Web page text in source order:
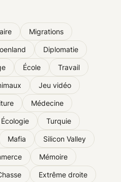
Migrations
Diplomatie
École Travail
Jeu vidéo
Médecine
Écologie Turquie
Mafia Silicon Valley
Mémoire
Extrême droite